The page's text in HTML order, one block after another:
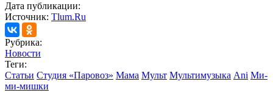
Дата публикации:
Источник: Tlum.Ru
Рубрика:
Новости
Теги:
Статьи Студия «Паровоз» Мама Мульт Мультимузыка Ani Ми-
ми-мишки